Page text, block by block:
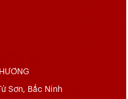
Sơn, Bắc Ninh